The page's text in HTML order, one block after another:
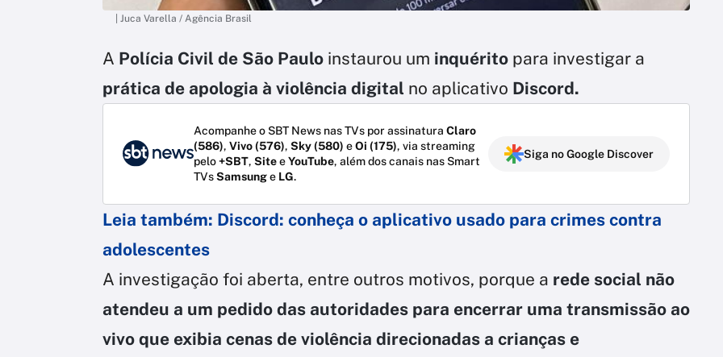
| Juca Varella / Agência Brasil
A Polícia Civil de São Paulo instaurou um inquérito para investigar a
prática de apologia à violência digital no aplicativo Discord.
Acompanhe o SBT News nas TVs por assinatura Claro
(586), Vivo (576), Sky (580) eOi (175), via streaming
pelo+SBT, SiteeYouTube, além dos canais nas Smart
TVsSamsunge LG.
Siga no Google Discover
Leia também: Discord: conheça o aplicativo usado para crimes contra
adolescentes
A investigação foi aberta, entre outros motivos, porque a rede social não
atendeu a um pedido das autoridades para encerrar uma transmissão ao
vivo que exibia cenas de violência direcionadas a crianças e